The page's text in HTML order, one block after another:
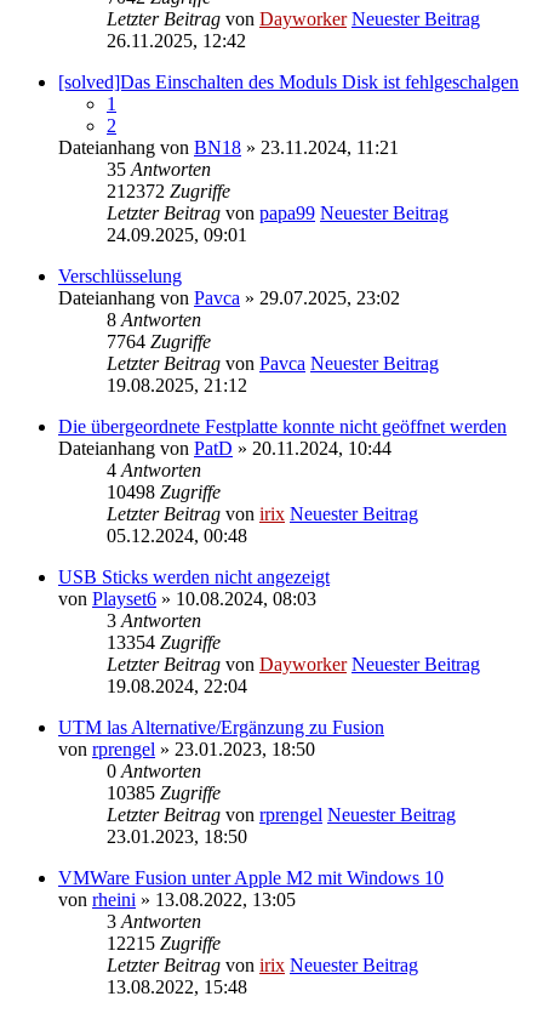
Letzter Beitrag von Dayworker Neuester Beitrag
26.11.2025, 12:42
[solved]Das Einschalten des Moduls Disk ist fehlgeschalgen
1
2
Dateianhang von BN18 » 23.11.2024, 11:21
35 Antworten
212372 Zugriffe
Letzter Beitrag von papa99 Neuester Beitrag
24.09.2025, 09:01
Verschlüsselung
Dateianhang von Pavca » 29.07.2025, 23:02
8 Antworten
7764 Zugriffe
Letzter Beitrag von Pavca Neuester Beitrag
19.08.2025, 21:12
Die übergeordnete Festplatte konnte nicht geöffnet werden
Dateianhang von PatD » 20.11.2024, 10:44
4 Antworten
10498 Zugriffe
Letzter Beitrag von irix Neuester Beitrag
05.12.2024, 00:48
USB Sticks werden nicht angezeigt
von Playset6 » 10.08.2024, 08:03
3 Antworten
13354 Zugriffe
Letzter Beitrag von Dayworker Neuester Beitrag
19.08.2024, 22:04
UTM las Alternative/Ergänzung zu Fusion
von rprengel » 23.01.2023, 18:50
0 Antworten
10385 Zugriffe
Letzter Beitrag von rprengel Neuester Beitrag
23.01.2023, 18:50
VMWare Fusion unter Apple M2 mit Windows 10
von rheini » 13.08.2022, 13:05
3 Antworten
12215 Zugriffe
Letzter Beitrag von irix Neuester Beitrag
13.08.2022, 15:48